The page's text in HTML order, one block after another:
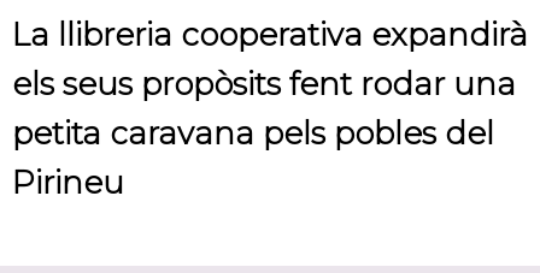
La llibreria cooperativa expandirà
els seus propòsits fent rodar una
petita caravana pels pobles del
Pirineu